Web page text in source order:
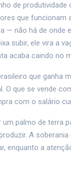
de
que
— não há de onde
subir, ele vira a
acaba caindo no
que ganha
O que se vende
com o salário
palmo de terra
A
enquanto a